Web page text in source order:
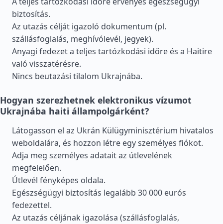
biztosítás.
Az utazás célját igazoló dokumentum (pl.
szállásfoglalás, meghívólevél, jegyek).
Anyagi fedezet a teljes tartózkodási időre és a Haitire
való visszatérésre.
Nincs beutazási tilalom Ukrajnába.
Hogyan szerezhetnek elektronikus vízumot
Ukrajnába haiti állampolgárként?
Látogasson el az Ukrán Külügyminisztérium hivatalos
weboldalára, és hozzon létre egy személyes fiókot.
Adja meg személyes adatait az útlevelének
megfelelően.
Útlevél fényképes oldala.
Egészségügyi biztosítás legalább 30 000 eurós
fedezettel.
Az utazás céljának igazolása (szállásfoglalás,